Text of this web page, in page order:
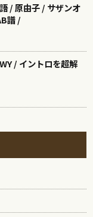
/ 原由子 / サザンオ
譜 /
/ イントロを超解